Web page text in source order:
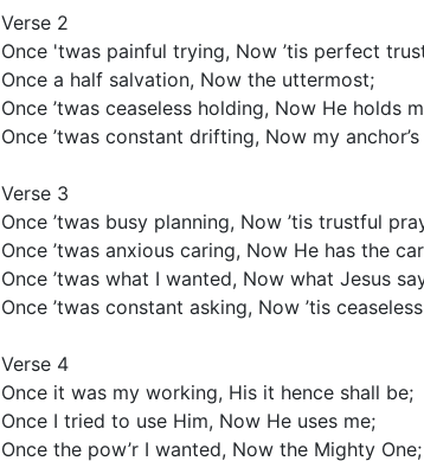
Verse 2
Once 'twas painful trying, Now ’tis perfect
Once a half salvation, Now the uttermost;
Once ’twas ceaseless holding, Now He holds
Once ’twas constant drifting, Now my
Verse 3
Once ’twas busy planning, Now ’tis trustful
Once ’twas anxious caring, Now He has the
Once ’twas what I wanted, Now what Jesus
Once ’twas constant asking, Now ’tis
Verse 4
Once it was my working, His it hence shall be;
Once I tried to use Him, Now He uses me;
Once the pow’r I wanted, Now the Mighty One;